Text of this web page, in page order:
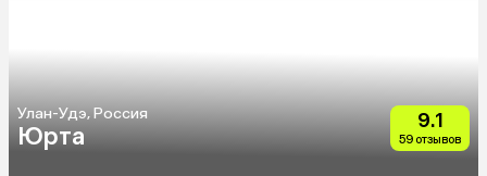
Улан-Удэ, Россия
Юрта
9.1
59 отзывов